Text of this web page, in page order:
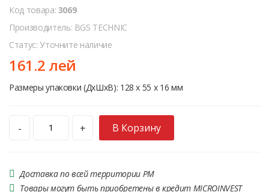
Код товара: 3069
Производитель: BGS TECHNIC
Статус: Уточните наличие
161.2 лей
Размеры упаковки (ДхШхВ): 128 x 55 x 16 мм
- + В Корзину
Доставка по всей территории РМ
Товары могут быть приобретены в кредит MICROINVEST